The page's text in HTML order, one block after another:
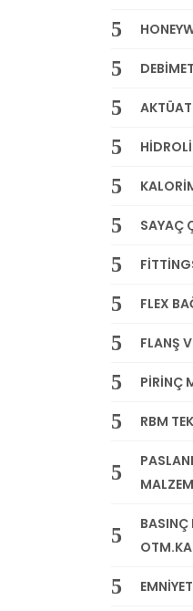
SAYAÇ
FLEX
FLANŞ
PİRİNÇ
RBM
BASINÇ